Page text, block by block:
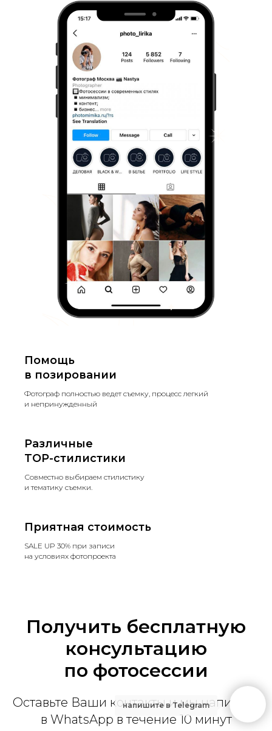
Помощь
в позировании
Фотограф полностью ведет съемку, процесс легкий
и непринужденный
Различные
TOP-стилистики
Совместно выбираем стилистику
и тематику съемки.
Приятная стоимость
SALE UP 30% при записи
на условиях фотопроекта
Получить бесплатную
консультацию
по фотосессии
Оставьте Ваши контакты и мы напишем
в WhatsApp в течение 10 минут
напишите в Telegram